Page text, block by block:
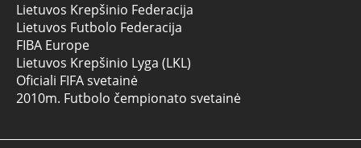
Lietuvos Krepšinio Federacija
Lietuvos Futbolo Federacija
FIBA Europe
Lietuvos Krepšinio Lyga (LKL)
Oficiali FIFA svetainė
2010m. Futbolo čempionato svetainė